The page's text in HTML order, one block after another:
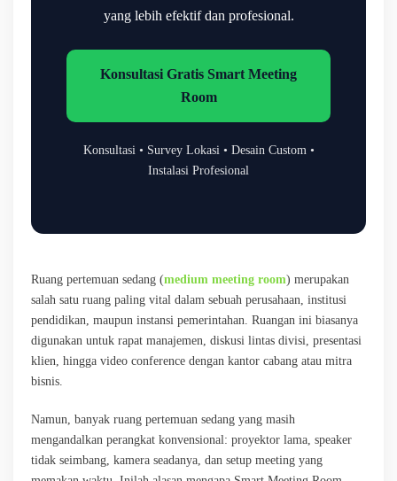
yang lebih efektif dan profesional.
Konsultasi Gratis Smart Meeting
Room
Konsultasi • Survey Lokasi • Desain Custom •
Instalasi Profesional
Ruang pertemuan sedang (medium meeting room) merupakan
salah satu ruang paling vital dalam sebuah perusahaan, institusi
pendidikan, maupun instansi pemerintahan. Ruangan ini biasanya
digunakan untuk rapat manajemen, diskusi lintas divisi, presentasi
klien, hingga video conference dengan kantor cabang atau mitra
bisnis.
Namun, banyak ruang pertemuan sedang yang masih
mengandalkan perangkat konvensional: proyektor lama, speaker
tidak seimbang, kamera seadanya, dan setup meeting yang